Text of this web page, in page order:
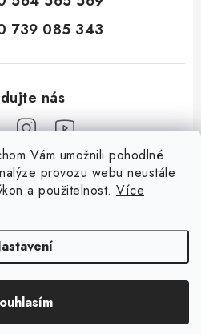
Vám umožnili pohodlné
provozu webu neustále
a použitelnost. Více
739 085 343
Walker
Komunální technika
. Všechna práva vyhrazena.